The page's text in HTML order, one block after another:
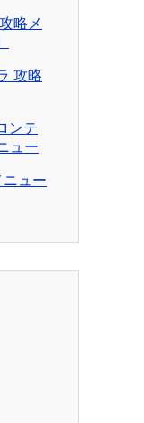
略メ
攻略
ンテ
ュー
ニュー